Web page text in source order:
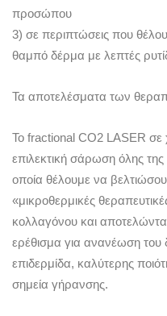
προσώπου
3) σε περιπτώσεις που
θαμπό δέρμα με λεπτές
Τα αποτελέσματα των
Το fractional CO2 LASER σε
επιλεκτική σάρωση όλης
οποία θέλουμε να
«μικροθερμικές
κολλαγόνου και
ερέθισμα για ανανέωση του
επιδερμίδα, καλύτερης
σημεία γήρανσης.